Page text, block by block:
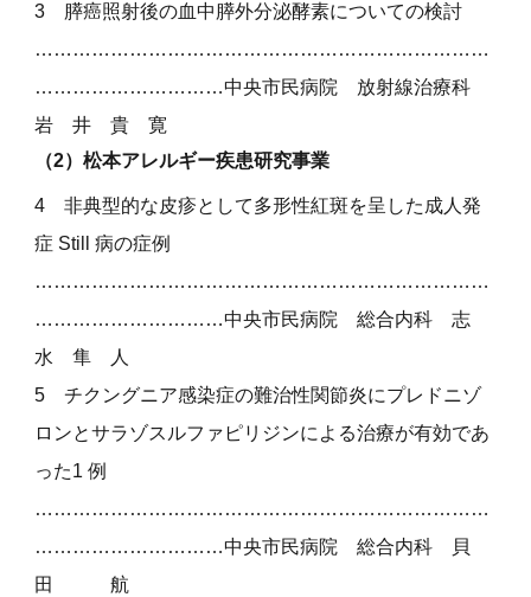
3 膵癌照射後の血中膵外分泌酵素についての検討
………………………………………………………………
…………………………中央市民病院 放射線治療科
岩 井 貴 寛
（2）松本アレルギー疾患研究事業
4 非典型的な皮疹として多形性紅斑を呈した成人発
症 Still 病の症例
………………………………………………………………
…………………………中央市民病院 総合内科 志
水 隼 人
5 チクングニア感染症の難治性関節炎にプレドニゾ
ロンとサラゾスルファピリジンによる治療が有効であ
った1 例
………………………………………………………………
…………………………中央市民病院 総合内科 貝
田 航